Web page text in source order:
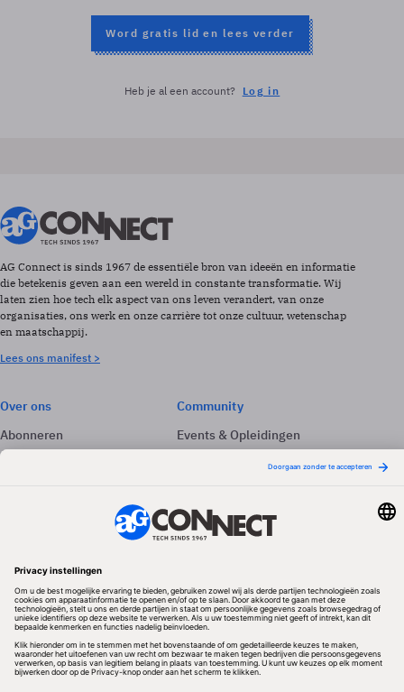
Word gratis lid en lees verder
Heb je al een account? Log in
AG Connect is sinds 1967 de essentiële bron van ideeën en informatie
die betekenis geven aan een wereld in constante transformatie. Wij
laten zien hoe tech elk aspect van ons leven verandert, van onze
organisaties, ons werk en onze carrière tot onze cultuur, wetenschap
en maatschappij.
Lees ons manifest >
Over ons
Abonneren
Adverteren
Community
Events & Opleidingen
Nieuwsbrieven
Volg ons
Redactionele partner